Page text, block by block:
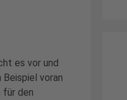
es vor und
voran
den